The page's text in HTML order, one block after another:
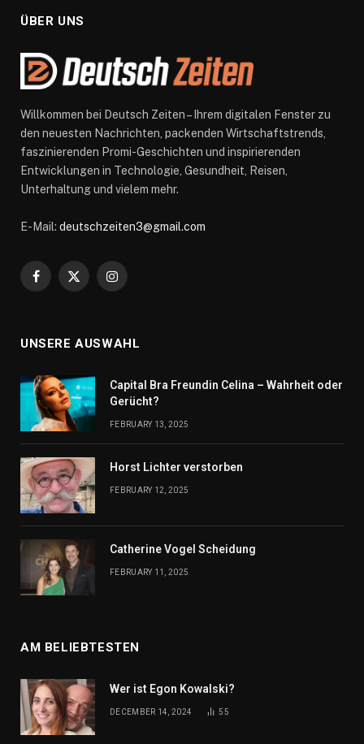
ÜBER UNS
Willkommen bei Deutsch Zeiten – Ihrem digitalen Fenster zu
den neuesten Nachrichten, packenden Wirtschaftstrends,
faszinierenden Promi-Geschichten und inspirierenden
Entwicklungen in Technologie, Gesundheit, Reisen,
Unterhaltung und vielem mehr.
E-Mail: deutschzeiten3@gmail.com
Facebook
X
Instagram
UNSERE AUSWAHL
Capital Bra Freundin Celina – Wahrheit oder
Gerücht?
FEBRUARY 13, 2025
Horst Lichter verstorben
FEBRUARY 12, 2025
Catherine Vogel Scheidung
FEBRUARY 11, 2025
AM BELIEBTESTEN
Wer ist Egon Kowalski?
DECEMBER 14, 2024 55